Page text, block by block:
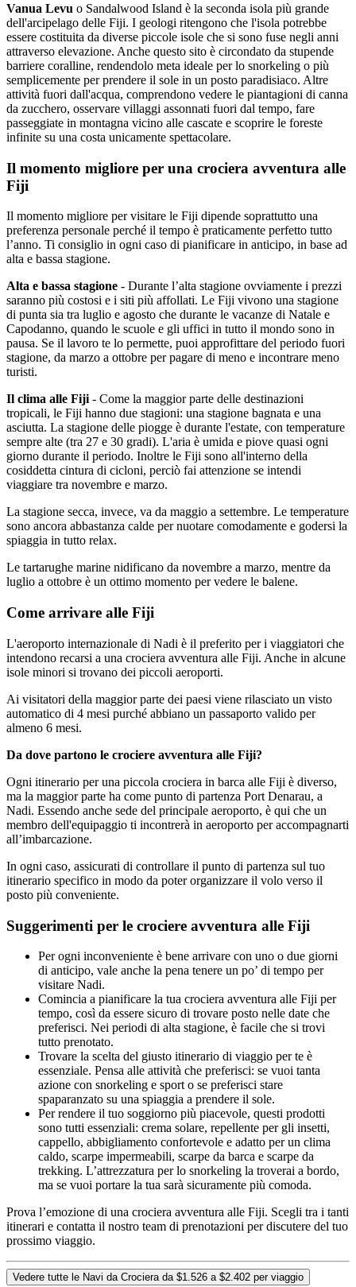
Vanua Levu o Sandalwood Island è la seconda isola più grande
dell'arcipelago delle Fiji. I geologi ritengono che l'isola potrebbe
essere costituita da diverse piccole isole che si sono fuse negli anni
attraverso elevazione. Anche questo sito è circondato da stupende
barriere coralline, rendendolo meta ideale per lo snorkeling o più
semplicemente per prendere il sole in un posto paradisiaco. Altre
attività fuori dall'acqua, comprendono vedere le piantagioni di canna
da zucchero, osservare villaggi assonnati fuori dal tempo, fare
passeggiate in montagna vicino alle cascate e scoprire le foreste
infinite su una costa unicamente spettacolare.
Il momento migliore per una crociera avventura alle
Fiji
Il momento migliore per visitare le Fiji dipende soprattutto una
preferenza personale perché il tempo è praticamente perfetto tutto
l’anno. Ti consiglio in ogni caso di pianificare in anticipo, in base ad
alta e bassa stagione.
Alta e bassa stagione - Durante l’alta stagione ovviamente i prezzi
saranno più costosi e i siti più affollati. Le Fiji vivono una stagione
di punta sia tra luglio e agosto che durante le vacanze di Natale e
Capodanno, quando le scuole e gli uffici in tutto il mondo sono in
pausa. Se il lavoro te lo permette, puoi approfittare del periodo fuori
stagione, da marzo a ottobre per pagare di meno e incontrare meno
turisti.
Il clima alle Fiji - Come la maggior parte delle destinazioni
tropicali, le Fiji hanno due stagioni: una stagione bagnata e una
asciutta. La stagione delle piogge è durante l'estate, con temperature
sempre alte (tra 27 e 30 gradi). L'aria è umida e piove quasi ogni
giorno durante il periodo. Inoltre le Fiji sono all'interno della
cosiddetta cintura di cicloni, perciò fai attenzione se intendi
viaggiare tra novembre e marzo.
La stagione secca, invece, va da maggio a settembre. Le temperature
sono ancora abbastanza calde per nuotare comodamente e godersi la
spiaggia in tutto relax.
Le tartarughe marine nidificano da novembre a marzo, mentre da
luglio a ottobre è un ottimo momento per vedere le balene.
Come arrivare alle Fiji
L'aeroporto internazionale di Nadi è il preferito per i viaggiatori che
intendono recarsi a una crociera avventura alle Fiji. Anche in alcune
isole minori si trovano dei piccoli aeroporti.
Ai visitatori della maggior parte dei paesi viene rilasciato un visto
automatico di 4 mesi purché abbiano un passaporto valido per
almeno 6 mesi.
Da dove partono le crociere avventura alle Fiji?
Ogni itinerario per una piccola crociera in barca alle Fiji è diverso,
ma la maggior parte ha come punto di partenza Port Denarau, a
Nadi. Essendo anche sede del principale aeroporto, è qui che un
membro dell'equipaggio ti incontrerà in aeroporto per accompagnarti
all’imbarcazione.
In ogni caso, assicurati di controllare il punto di partenza sul tuo
itinerario specifico in modo da poter organizzare il volo verso il
posto più conveniente.
Suggerimenti per le crociere avventura alle Fiji
Per ogni inconveniente è bene arrivare con uno o due giorni
di anticipo, vale anche la pena tenere un po’ di tempo per
visitare Nadi.
Comincia a pianificare la tua crociera avventura alle Fiji per
tempo, così da essere sicuro di trovare posto nelle date che
preferisci. Nei periodi di alta stagione, è facile che si trovi
tutto prenotato.
Trovare la scelta del giusto itinerario di viaggio per te è
essenziale. Pensa alle attività che preferisci: se vuoi tanta
azione con snorkeling e sport o se preferisci stare
spaparanzato su una spiaggia a prendere il sole.
Per rendere il tuo soggiorno più piacevole, questi prodotti
sono tutti essenziali: crema solare, repellente per gli insetti,
cappello, abbigliamento confortevole e adatto per un clima
caldo, scarpe impermeabili, scarpe da barca e scarpe da
trekking. L’attrezzatura per lo snorkeling la troverai a bordo,
ma se vuoi portare la tua sarà sicuramente più comoda.
Prova l’emozione di una crociera avventura alle Fiji. Scegli tra i tanti
itinerari e contatta il nostro team di prenotazioni per discutere del tuo
prossimo viaggio.
Vedere tutte le Navi da Crociera da $1.526 a $2.402 per viaggio